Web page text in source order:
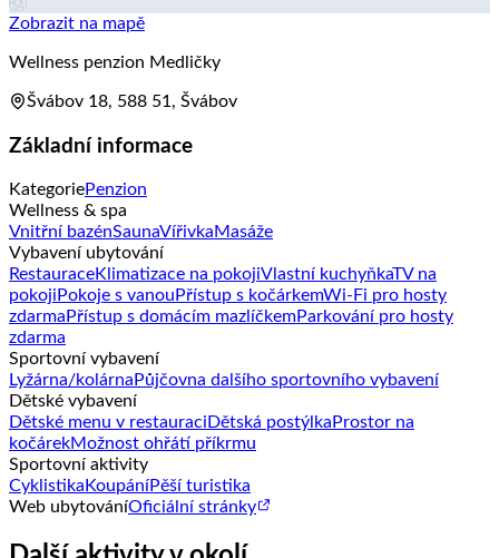
Zobrazit na mapě
Wellness penzion Medličky
Švábov 18, 588 51, Švábov
Základní informace
KategoriePenzion
Wellness & spa
Vnitřní bazénSaunaVířivkaMasáže
Vybavení ubytování
RestauraceKlimatizace na pokojiVlastní kuchyňkaTV na
pokoji Pokoje s vanou Přístup s kočárkemWi-Fi pro hosty
zdarma Přístup s domácím mazlíčkemParkování pro hosty
zdarma
Sportovní vybavení
Lyžárna/kolárna Půjčovna dalšího sportovního vybavení
Dětské vybavení
Dětské menu v restauraci Dětská postýlka Prostor na
kočárekMožnost ohřátí příkrmu
Sportovní aktivity
Cyklistika KoupáníPěší turistika
Web ubytováníOficiální stránky